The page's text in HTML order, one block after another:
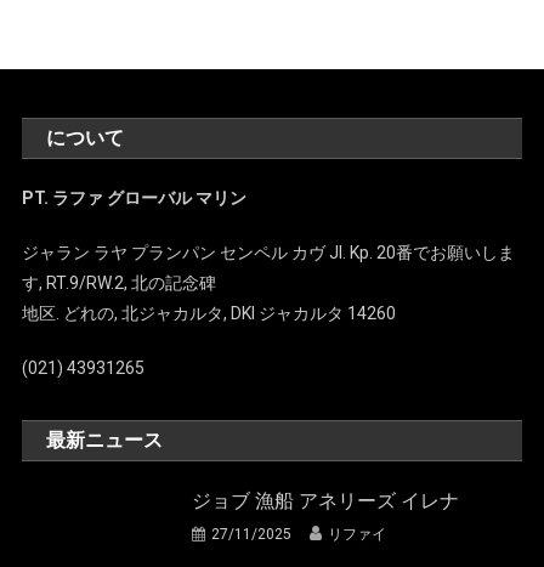
について
PT. ラファ グローバル マリン
ジャラン ラヤ プランパン センペル カヴ Jl. Kp. 20番でお願いしま
す, RT.9/RW.2, 北の記念碑
地区. どれの, 北ジャカルタ, DKI ジャカルタ 14260
(021) 43931265
最新ニュース
ジョブ 漁船 アネリーズ イレナ
27/11/2025 リファイ